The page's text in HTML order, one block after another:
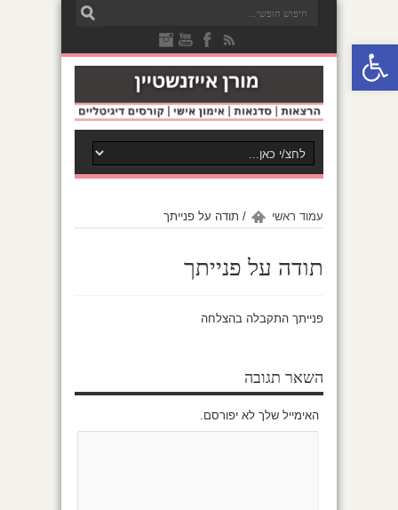
פתח סרגל נגישות
עמוד ראשי / תודה על פנייתך
תודה על פנייתך
פנייתך התקבלה בהצלחה
השאר תגובה
האימייל שלך לא יפורסם.